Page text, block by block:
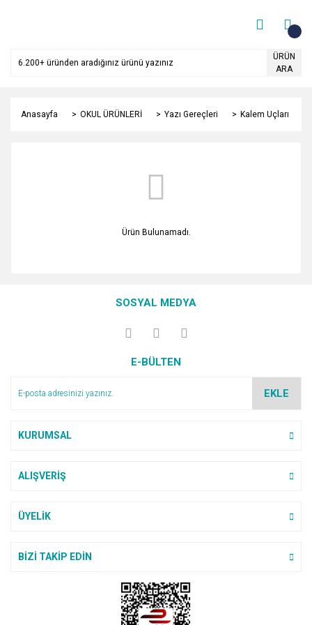
ÜRÜN
ARA
Anasayfa OKUL ÜRÜNLERİ Yazı Gereçleri Kalem Uçları
Ürün Bulunamadı.
SOSYAL MEDYA
E-BÜLTEN
EKLE
KURUMSAL
ALIŞVERİŞ
ÜYELİK
BİZİ TAKİP EDİN